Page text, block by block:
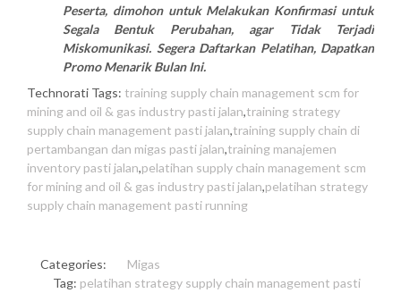
Peserta, dimohon untuk Melakukan Konfirmasi untuk
Segala Bentuk Perubahan, agar Tidak Terjadi
Miskomunikasi. Segera Daftarkan Pelatihan, Dapatkan
Promo Menarik Bulan Ini.
Technorati Tags: training supply chain management scm for
mining and oil & gas industry pasti jalan,training strategy
supply chain management pasti jalan,training supply chain di
pertambangan dan migas pasti jalan,training manajemen
inventory pasti jalan,pelatihan supply chain management scm
for mining and oil & gas industry pasti jalan,pelatihan strategy
supply chain management pasti running
Categories:
Migas
Tag: pelatihan strategy supply chain management pasti